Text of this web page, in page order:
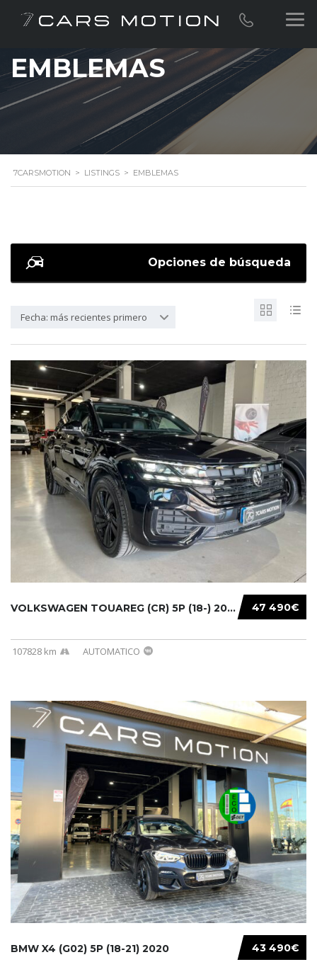
EMBLEMAS
7CARSMOTION > LISTINGS > EMBLEMAS
Opciones de búsqueda
Fecha: más recientes primero
47 490€
VOLKSWAGEN TOUAREG (CR) 5P (18-) 2021...
107828 km AUTOMATICO
43 490€
BMW X4 (G02) 5P (18-21) 2020